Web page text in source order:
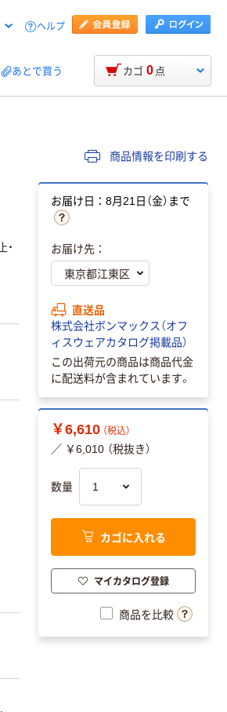
ヘルプ
あとで買う カゴ 0 点
商品情報を印刷する
お届け日：8月21日（金）まで
お届け先：
直送品
株式会社ボンマックス（オフ
ィスウェアカタログ掲載品）
この出荷元の商品は商品代金
に配送料が含まれています。
￥6,610 （税込）
／ ￥6,010 （税抜き）
数量
カゴに入れる
マイカタログ登録
商品を比較